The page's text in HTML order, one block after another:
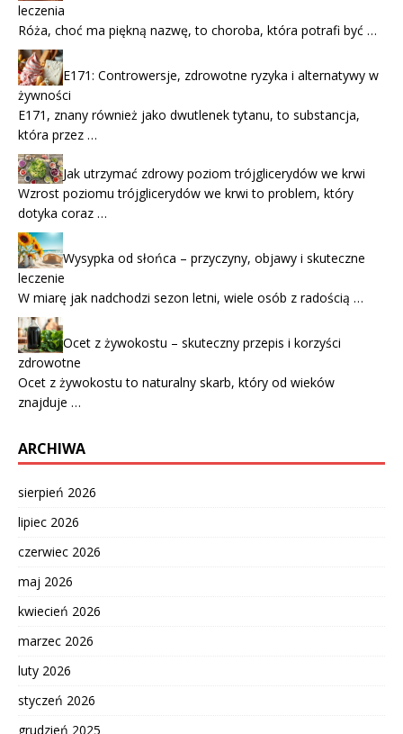
leczenia
Róża, choć ma piękną nazwę, to choroba, która potrafi być …
E171: Controwersje, zdrowotne ryzyka i alternatywy w
żywności
E171, znany również jako dwutlenek tytanu, to substancja,
która przez …
Jak utrzymać zdrowy poziom trójglicerydów we krwi
Wzrost poziomu trójglicerydów we krwi to problem, który
dotyka coraz …
Wysypka od słońca – przyczyny, objawy i skuteczne
leczenie
W miarę jak nadchodzi sezon letni, wiele osób z radością …
Ocet z żywokostu – skuteczny przepis i korzyści
zdrowotne
Ocet z żywokostu to naturalny skarb, który od wieków
znajduje …
ARCHIWA
sierpień 2026
lipiec 2026
czerwiec 2026
maj 2026
kwiecień 2026
marzec 2026
luty 2026
styczeń 2026
grudzień 2025